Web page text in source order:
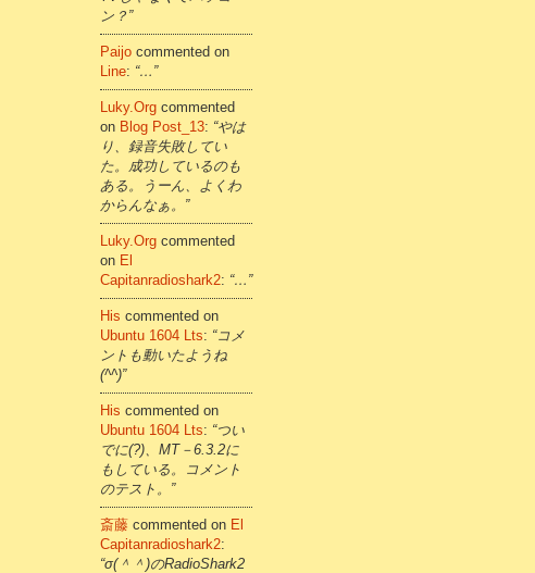
ン？”
Paijo commented on
Line: “…”
Luky.org commented
on Blog Post_13: “やは
り、録音失敗してい
た。成功しているのも
ある。うーん、よくわ
からんなぁ。”
Luky.org commented
on El
Capitanradioshark2: “…”
His commented on
Ubuntu 1604 Lts: “コメ
ントも動いたようね
(^^)”
His commented on
Ubuntu 1604 Lts: “つい
でに(?)、MT－6.3.2に
もしている。コメント
のテスト。”
斎藤 commented on El
Capitanradioshark2:
“σ(＾＾)のRadioShark2